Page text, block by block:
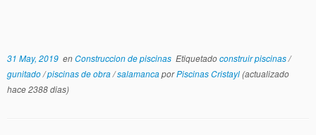
31 May, 2019 enConstruccion de piscinas Etiquetadoconstruir piscinas/
gunitado/piscinas de obra/salamancaporPiscinas Cristayl(actualizado
hace 2388 dias)